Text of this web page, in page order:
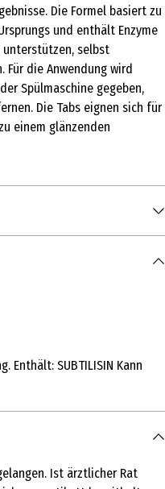
Die Formel basiert zu
und enthält Enzyme
unterstützen, selbst
Für die Anwendung wird
Spülmaschine gegeben,
Die Tabs eignen sich für
einem glänzenden
5% - 15%
enthalt: enzyme
Enthält: SUBTILISIN Kann
Ist ärztlicher Rat